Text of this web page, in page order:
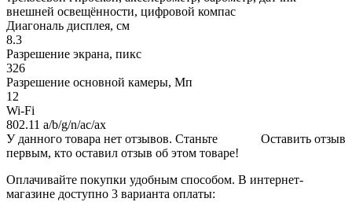
внешней освещённости, цифровой компас
Диагональ дисплея, см
8.3
Разрешение экрана, пикс
326
Разрешение основной камеры, Мп
12
Wi-Fi
802.11 a/b/g/n/ac/ax
Оставить отзыв
У данного товара нет отзывов. Станьте
первым, кто оставил отзыв об этом товаре!
Оплачивайте покупки удобным способом. В интернет-
магазине доступно 3 варианта оплаты: